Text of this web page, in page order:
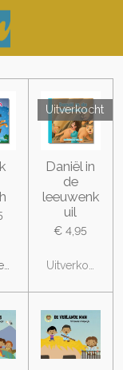
Uitverkocht
Daniël in
de
leeuwenk
uil
€ 4,95
Uitverkocht